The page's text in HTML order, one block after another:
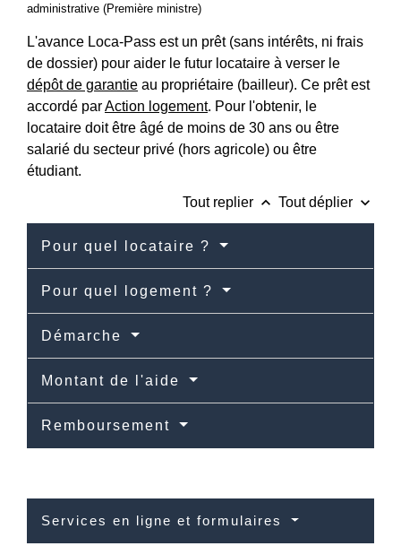
administrative (Première ministre)
L'avance Loca-Pass est un prêt (sans intérêts, ni frais
de dossier) pour aider le futur locataire à verser le
dépôt de garantie au propriétaire (bailleur). Ce prêt est
accordé parAction logement. Pour l'obtenir, le
locataire doit être âgé de moins de 30 ans ou être
salarié du secteur privé (hors agricole) ou être
étudiant.
Tout replier keyboard_arrow_up Tout déplier keyboard_arrow_down
Pour quel locataire ?
Pour quel logement ?
Démarche
Montant de l'aide
Remboursement
Services en ligne et formulaires